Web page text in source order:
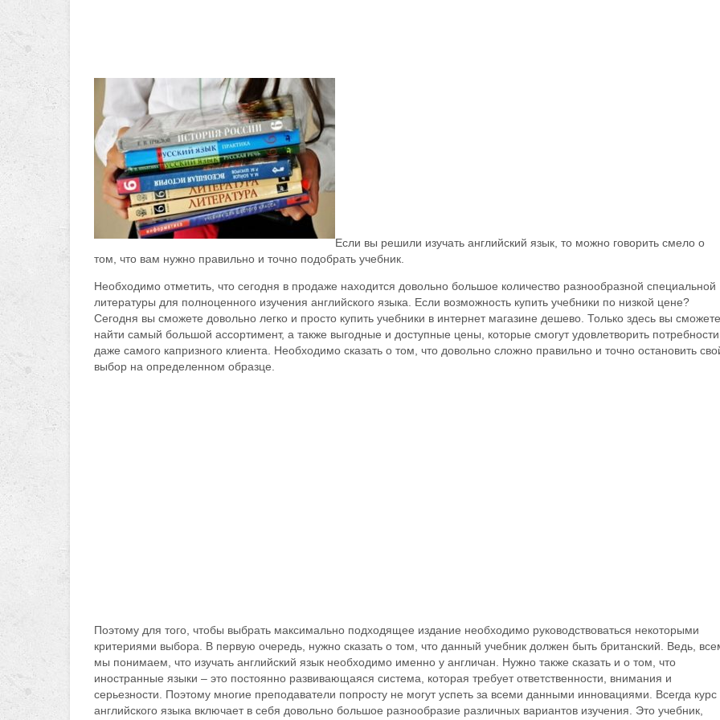
Если вы решили изучать английский язык, то можно говорить смело о
том, что вам нужно правильно и точно подобрать учебник.
Необходимо отметить, что сегодня в продаже находится довольно большое количество разнообразной специальной
литературы для полноценного изучения английского языка. Если возможность купить учебники по низкой цене?
Сегодня вы сможете довольно легко и просто купить учебники в интернет магазине дешево. Только здесь вы сможете
найти самый большой ассортимент, а также выгодные и доступные цены, которые смогут удовлетворить потребности
даже самого капризного клиента. Необходимо сказать о том, что довольно сложно правильно и точно остановить
выбор на определенном образце.
Поэтому для того, чтобы выбрать максимально подходящее издание необходимо руководствоваться некоторыми
критериями выбора. В первую очередь, нужно сказать о том, что данный учебник должен быть британский. Ведь,
мы понимаем, что изучать английский язык необходимо именно у англичан. Нужно также сказать и о том, что
иностранные языки – это постоянно развивающаяся система, которая требует ответственности, внимания и
серьезности. Поэтому многие преподаватели попросту не могут успеть за всеми данными инновациями. Всегда курс
английского языка включает в себя довольно большое разнообразие различных вариантов изучения. Это учебник,